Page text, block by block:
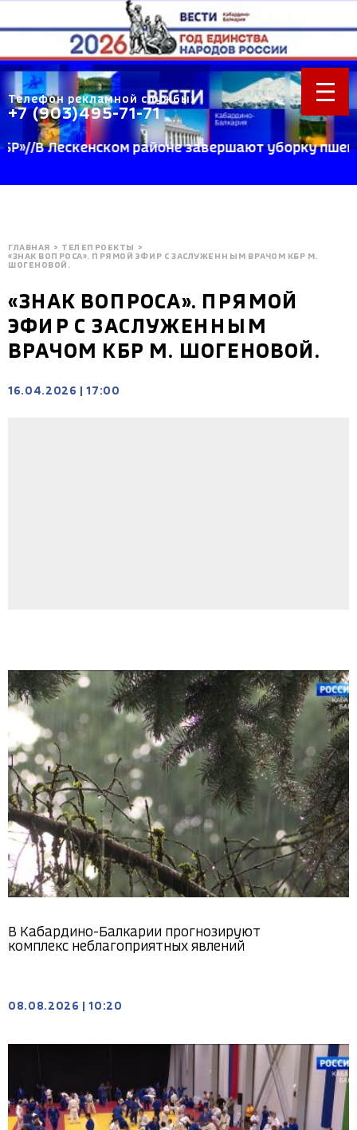
Телефон рекламной службы:
+7 (903)495-71-71
Лескенском районе завершают уборку
ГЛАВНАЯ > ТЕЛЕПРОЕКТЫ
>
«ЗНАК ВОПРОСА». ПРЯМОЙ ЭФИР С ЗАСЛУЖЕННЫМ ВРАЧОМ КБР М.
ШОГЕНОВОЙ.
«ЗНАК ВОПРОСА». ПРЯМОЙ
ЭФИР С ЗАСЛУЖЕННЫМ
ВРАЧОМ КБР М. ШОГЕНОВОЙ.
16.04.2026 17:00
В Кабардино-Балкарии прогнозируют
комплекс неблагоприятных явлений
08.08.2026 10:20